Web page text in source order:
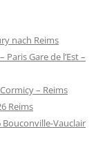
nach Reims
Gare de l’Est –
– Reims
Reims
Bouconville-Vauclair